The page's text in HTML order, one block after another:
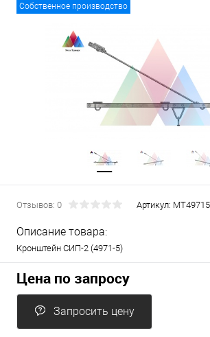
Собственное производство
Отзывов: 0 Артикул:
Описание товара:
Кронштейн СИП-2 (4971-5)
Цена по запросу
Запросить цену